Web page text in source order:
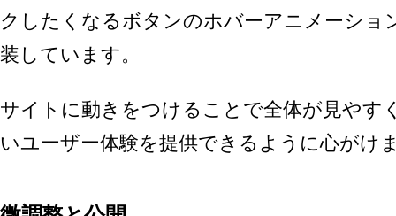
クしたくなるボタンのホバーアニメーショ
装しています。
サイトに動きをつけることで全体が見やす
いユーザー体験を提供できるように心がけ